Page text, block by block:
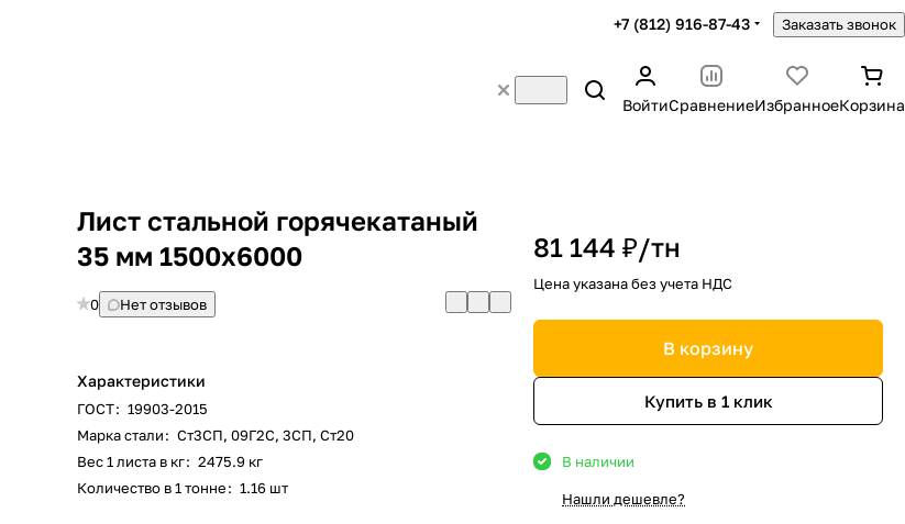
+7 (812) 916-87-43 Заказать звонок
ВойтиСравнениеИзбранноеКорзина
Лист стальной горячекатаный
35 мм 1500х6000
0 Нет отзывов
Характеристики
ГОСТ: 19903-2015
Марка стали: Ст3СП, 09Г2С, 3СП, Ст20
Вес 1 листа в кг: 2475.9 кг
Количество в 1 тонне: 1.16 шт
81 144 ₽/тн
Цена указана без учета НДС
В корзину
Купить в 1 клик
В наличии
Нашли дешевле?